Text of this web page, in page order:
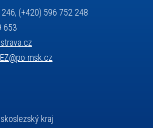
(+420) 596 752 248
653
msk.cz
kraj